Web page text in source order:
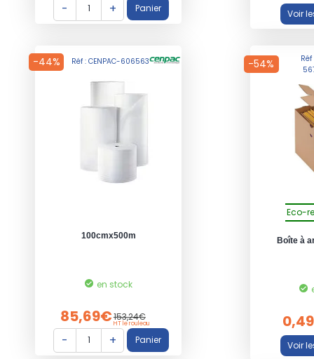
-44% Réf : CENPAC-606563
100cmx500m
en stock
85,69€153,24€
HT le rouleau
-54%
Réf
Eco-
Boîte à